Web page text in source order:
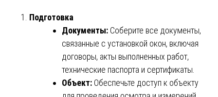
Подготовка
Документы: Соберите все документы,
связанные с установкой окон, включая
договоры, акты выполненных работ,
технические паспорта и сертификаты.
Объект: Обеспечьте доступ к объекту